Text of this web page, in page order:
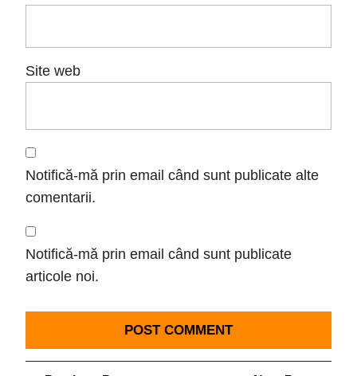
Site web
Notifică-mă prin email când sunt publicate alte
comentarii.
Notifică-mă prin email când sunt publicate
articole noi.